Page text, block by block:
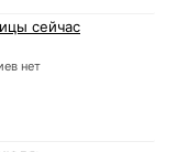
сейчас
нет